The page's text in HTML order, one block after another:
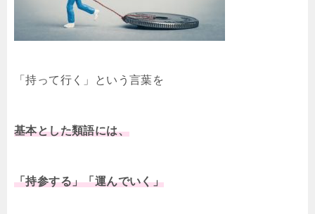
「持って行く」という言葉を
基本とした類語には、
「持参する」「運んでいく」